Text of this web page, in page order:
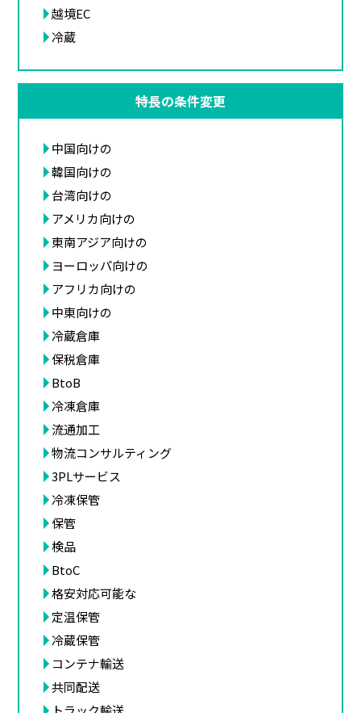
越境EC
冷蔵
特長の条件変更
中国向けの
韓国向けの
台湾向けの
アメリカ向けの
東南アジア向けの
ヨーロッパ向けの
アフリカ向けの
中東向けの
冷蔵倉庫
保税倉庫
BtoB
冷凍倉庫
流通加工
物流コンサルティング
3PLサービス
冷凍保管
保管
検品
BtoC
格安対応可能な
定温保管
冷蔵保管
コンテナ輸送
共同配送